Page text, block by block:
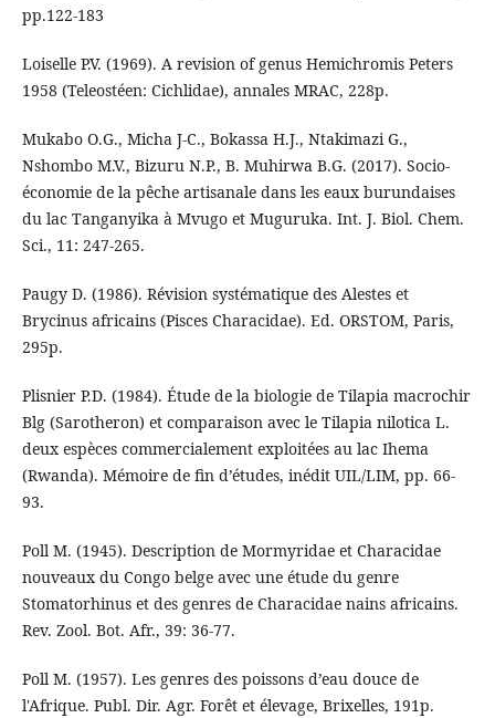
pp.122-183
Loiselle P.V. (1969). A revision of genus Hemichromis Peters
1958 (Teleostéen: Cichlidae), annales MRAC, 228p.
Mukabo O.G., Micha J-C., Bokassa H.J., Ntakimazi G.,
Nshombo M.V., Bizuru N.P., B. Muhirwa B.G. (2017). Socio-
économie de la pêche artisanale dans les eaux burundaises
du lac Tanganyika à Mvugo et Muguruka. Int. J. Biol. Chem.
Sci., 11: 247-265.
Paugy D. (1986). Révision systématique des Alestes et
Brycinus africains (Pisces Characidae). Ed. ORSTOM, Paris,
295p.
Plisnier P.D. (1984). Étude de la biologie de Tilapia macrochir
Blg (Sarotheron) et comparaison avec le Tilapia nilotica L.
deux espèces commercialement exploitées au lac Ihema
(Rwanda). Mémoire de fin d’études, inédit UIL/LIM, pp. 66-
93.
Poll M. (1945). Description de Mormyridae et Characidae
nouveaux du Congo belge avec une étude du genre
Stomatorhinus et des genres de Characidae nains africains.
Rev. Zool. Bot. Afr., 39: 36-77.
Poll M. (1957). Les genres des poissons d’eau douce de
l'Afrique. Publ. Dir. Agr. Forêt et élevage, Brixelles, 191p.